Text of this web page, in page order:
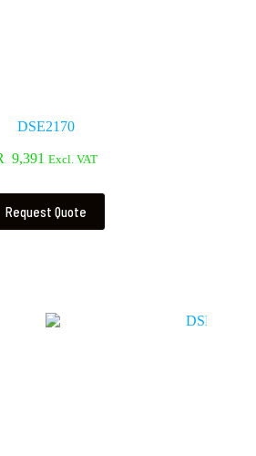
DSE2170
9,391 Excl. VAT
Request Quote